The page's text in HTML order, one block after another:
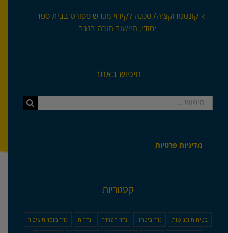
קונסטרוקציה/ סככה לקירוי מגרש ספורט בבית ספר
יסודי, היישוב חורה בנגב
חיפוש באתר
חיפוש...
מדיניות פרטיות
קטגוריות
בטיחות ונגישות גדר ביטחון גדר הפרדה גדרות גדר מוסדות ציבור